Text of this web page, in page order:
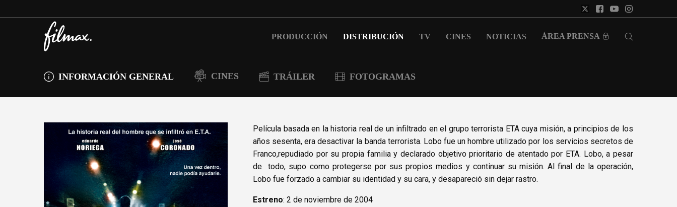
PRODUCCIÓN DISTRIBUCIÓN TV CINES NOTICIAS ÁREA PRENSA
INFORMACIÓN GENERAL CINES TRÁILER FOTOGRAMAS
Película basada en la historia real de un infiltrado en el grupo terrorista ETA cuya misión, a principios de los
años sesenta, era desactivar la banda terrorista. Lobo fue un hombre utilizado por los servicios secretos de
Franco,repudiado por su propia familia y declarado objetivo prioritario de atentado por ETA. Lobo, a pesar
de todo, supo como protegerse por sus propios medios y continuar su misión. Al final de la operación,
Lobo fue forzado a cambiar su identidad y su cara, y desapareció sin dejar rastro.
Estreno: 2 de noviembre de 2004